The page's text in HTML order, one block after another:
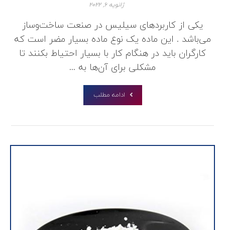
ژانویه ۶, ۲۰۲۲
یکی از کاربردهای سیلیس در صنعت ساخت‌وساز
می‌باشد . این ماده یک نوع ماده بسیار مضر است که
کارگران باید در هنگام کار با بسیار احتیاط بکنند تا
مشکلی برای آن‌ها به ...
ادامه مطلب